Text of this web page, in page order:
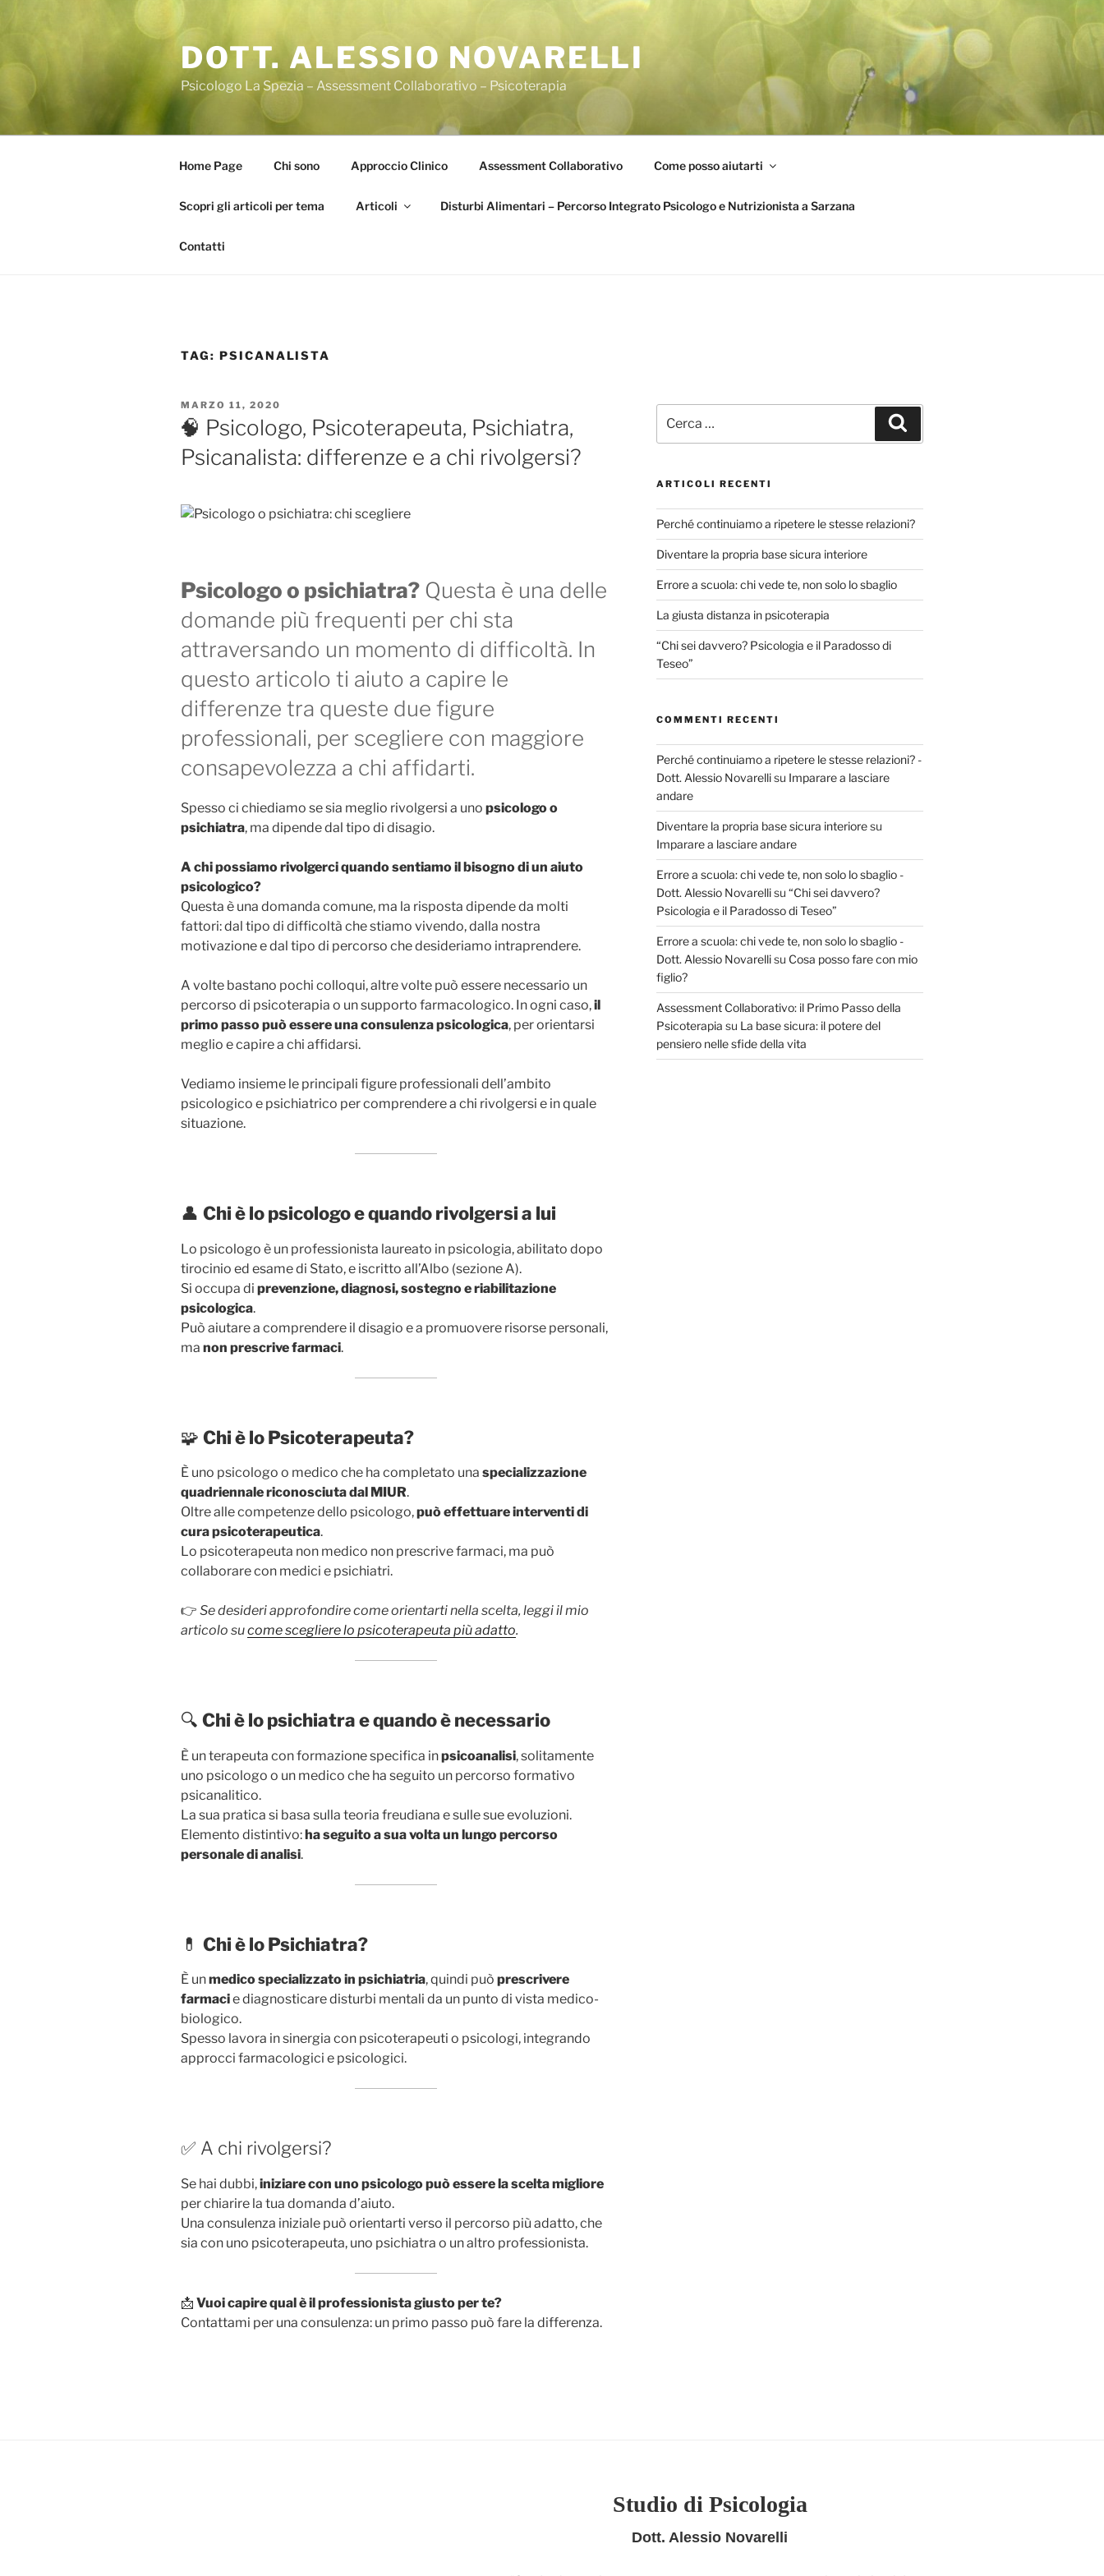
DOTT. ALESSIO NOVARELLI
Psicologo La Spezia – Assessment Collaborativo – Psicoterapia
Home Page Chi sono Approccio Clinico Assessment Collaborativo Come posso aiutarti
Scopri gli articoli per tema Articoli Disturbi Alimentari – Percorso Integrato Psicologo e Nutrizionista a Sarzana
Contatti
TAG: PSICANALISTA
PUBBLICATO
IL
MARZO 11, 2020
🧠 Psicologo, Psicoterapeuta, Psichiatra,
Psicanalista: differenze e a chi rivolgersi?
Psicologo o psichiatra? Questa è una delle
domande più frequenti per chi sta
attraversando un momento di difficoltà. In
questo articolo ti aiuto a capire le
differenze tra queste due figure
professionali, per scegliere con maggiore
consapevolezza a chi affidarti.
Spesso ci chiediamo se sia meglio rivolgersi a uno psicologo o
psichiatra, ma dipende dal tipo di disagio.
A chi possiamo rivolgerci quando sentiamo il bisogno di un aiuto
psicologico?
Questa è una domanda comune, ma la risposta dipende da molti
fattori: dal tipo di difficoltà che stiamo vivendo, dalla nostra
motivazione e dal tipo di percorso che desideriamo intraprendere.
A volte bastano pochi colloqui, altre volte può essere necessario un
percorso di psicoterapia o un supporto farmacologico. In ogni caso,il
primo passo può essere una consulenza psicologica, per orientarsi
meglio e capire a chi affidarsi.
Vediamo insieme le principali figure professionali dell’ambito
psicologico e psichiatrico per comprendere a chi rivolgersi e in quale
situazione.
👤 Chi è lo psicologo e quando rivolgersi a lui
Lo psicologo è un professionista laureato in psicologia, abilitato dopo
tirocinio ed esame di Stato, e iscritto all’Albo (sezione A).
Si occupa di prevenzione, diagnosi, sostegno e riabilitazione
psicologica.
Può aiutare a comprendere il disagio e a promuovere risorse personali,
ma non prescrive farmaci.
🧩 Chi è lo Psicoterapeuta?
È uno psicologo o medico che ha completato una specializzazione
quadriennale riconosciuta dal MIUR.
Oltre alle competenze dello psicologo,può effettuare interventi di
cura psicoterapeutica.
Lo psicoterapeuta non medico non prescrive farmaci, ma può
collaborare con medici e psichiatri.
👉 Se desideri approfondire come orientarti nella scelta, leggi il mio
articolo sucome scegliere lo psicoterapeuta più adatto.
🔍 Chi è lo psichiatra e quando è necessario
È un terapeuta con formazione specifica inpsicoanalisi, solitamente
uno psicologo o un medico che ha seguito un percorso formativo
psicanalitico.
La sua pratica si basa sulla teoria freudiana e sulle sue evoluzioni.
Elemento distintivo:ha seguito a sua volta un lungo percorso
personale di analisi.
💊 Chi è lo Psichiatra?
È unmedico specializzato in psichiatria, quindi può prescrivere
farmacie diagnosticare disturbi mentali da un punto di vista medico-
biologico.
Spesso lavora in sinergia con psicoterapeuti o psicologi, integrando
approcci farmacologici e psicologici.
✅ A chi rivolgersi?
Se hai dubbi,iniziare con uno psicologo può essere la scelta migliore
per chiarire la tua domanda d’aiuto.
Una consulenza iniziale può orientarti verso il percorso più adatto, che
sia con uno psicoterapeuta, uno psichiatra o un altro professionista.
📩 Vuoi capire qual è il professionista giusto per te?
Contattami per una consulenza: un primo passo può fare la differenza.
ARTICOLI RECENTI
Perché continuiamo a ripetere le stesse relazioni?
Diventare la propria base sicura interiore
Errore a scuola: chi vede te, non solo lo sbaglio
La giusta distanza in psicoterapia
“Chi sei davvero? Psicologia e il Paradosso di
Teseo”
COMMENTI RECENTI
Perché continuiamo a ripetere le stesse relazioni? -
Dott. Alessio Novarellisu Imparare a lasciare
andare
Diventare la propria base sicura interioresu
Imparare a lasciare andare
Errore a scuola: chi vede te, non solo lo sbaglio -
Dott. Alessio Novarellisu “Chi sei davvero?
Psicologia e il Paradosso di Teseo”
Errore a scuola: chi vede te, non solo lo sbaglio -
Dott. Alessio Novarellisu Cosa posso fare con mio
figlio?
Assessment Collaborativo: il Primo Passo della
Psicoterapia su La base sicura: il potere del
pensiero nelle sfide della vita
Studio di Psicologia
Dott. Alessio Novarelli